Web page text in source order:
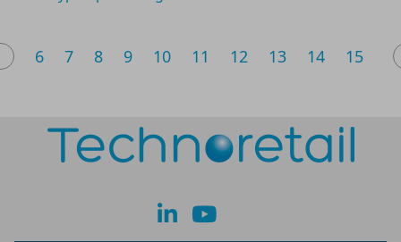
6 7 8 9 10 11 12 13 14 15
lk yt